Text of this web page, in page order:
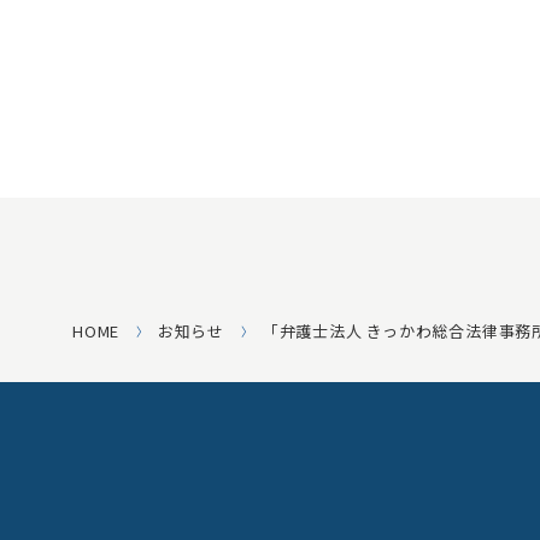
HOME お知らせ 「弁護士法人 きっかわ総合法律事務